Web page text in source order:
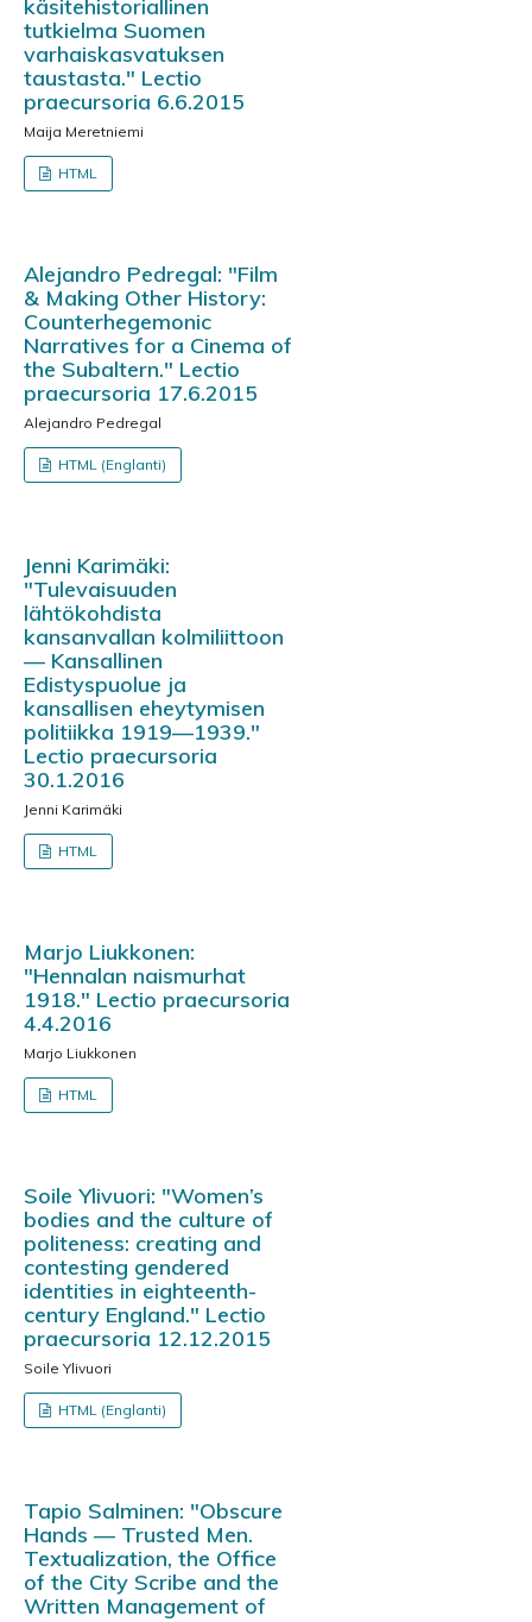
käsitehistoriallinen
tutkielma Suomen
varhaiskasvatuksen
taustasta." Lectio
praecursoria 6.6.2015
Maija Meretniemi
HTML
Alejandro Pedregal: "Film
& Making Other History:
Counterhegemonic
Narratives for a Cinema of
the Subaltern." Lectio
praecursoria 17.6.2015
Alejandro Pedregal
HTML (Englanti)
Jenni Karimäki:
"Tulevaisuuden
lähtökohdista
kansanvallan kolmiliittoon
— Kansallinen
Edistyspuolue ja
kansallisen eheytymisen
politiikka 1919—1939."
Lectio praecursoria
30.1.2016
Jenni Karimäki
HTML
Marjo Liukkonen:
"Hennalan naismurhat
1918." Lectio praecursoria
4.4.2016
Marjo Liukkonen
HTML
Soile Ylivuori: "Women’s
bodies and the culture of
politeness: creating and
contesting gendered
identities in eighteenth-
century England." Lectio
praecursoria 12.12.2015
Soile Ylivuori
HTML (Englanti)
Tapio Salminen: "Obscure
Hands — Trusted Men.
Textualization, the Office
of the City Scribe and the
Written Management of